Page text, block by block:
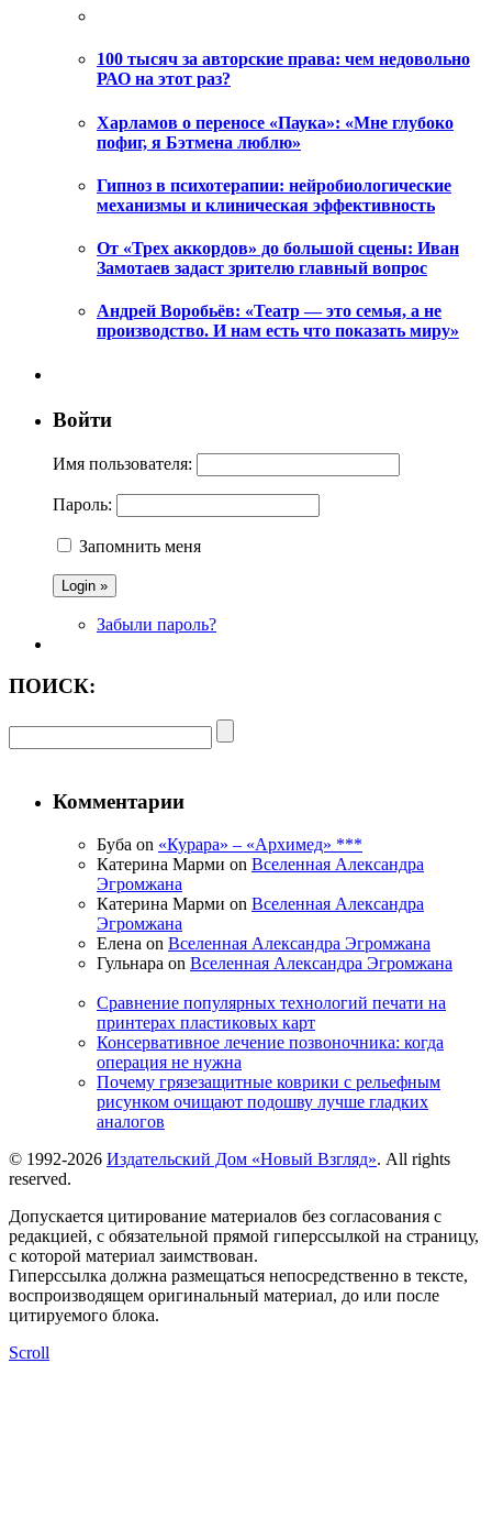
100 тысяч за авторские права: чем недовольно
РАО на этот раз?
Харламов о переносе «Паука»: «Мне глубоко
пофиг, я Бэтмена люблю»
Гипноз в психотерапии: нейробиологические
механизмы и клиническая эффективность
От «Трех аккордов» до большой сцены: Иван
Замотаев задаст зрителю главный вопрос
Андрей Воробьёв: «Театр — это семья, а не
производство. И нам есть что показать миру»
Войти
Имя пользователя:
Пароль:
Запомнить меня
Забыли пароль?
ПОИСК:
Комментарии
Буба on «Курара» – «Архимед» ***
Катерина Марми on Вселенная Александра
Эгромжана
Катерина Марми on Вселенная Александра
Эгромжана
Елена on Вселенная Александра Эгромжана
Гульнара on Вселенная Александра Эгромжана
Сравнение популярных технологий печати на
принтерах пластиковых карт
Консервативное лечение позвоночника: когда
операция не нужна
Почему грязезащитные коврики с рельефным
рисунком очищают подошву лучше гладких
аналогов
© 1992-2026 Издательский Дом «Новый Взгляд». All rights
reserved.
Допускается цитирование материалов без согласования с
редакцией, с обязательной прямой гиперссылкой на страницу,
с которой материал заимствован.
Гиперссылка должна размещаться непосредственно в тексте,
воспроизводящем оригинальный материал, до или после
цитируемого блока.
Scroll